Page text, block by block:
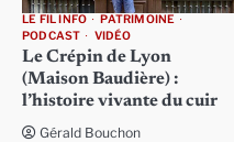
LE FIL INFO
PATRIMOINE
PODCAST
VIDÉO
Le Crépin de Lyon
(Maison Baudière) :
l’histoire vivante du cuir
Gérald Bouchon